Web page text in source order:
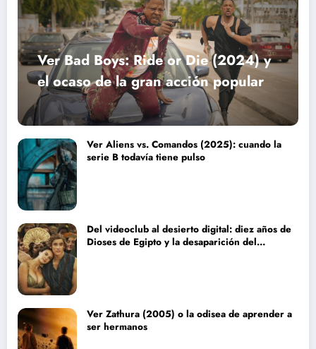
Ver Bad Boys: Ride or Die (2024) y
el ocaso de la gran acción popular
Ver Aliens vs. Comandos (2025): cuando la
serie B todavía tiene pulso
Del videoclub al desierto digital: diez años de
Dioses de Egipto y la desaparición del
Ver Zathura (2005) o la odisea de aprender a
ser hermanos